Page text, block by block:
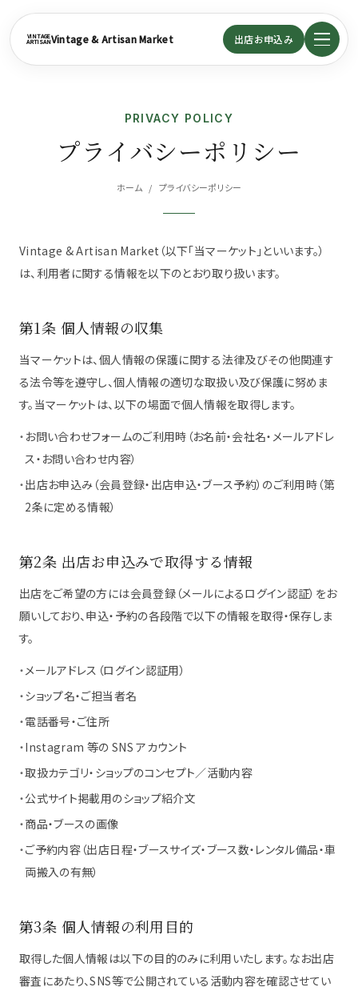
メインコンテンツへスキップ
VINTAGE
ARTISANVintage & Artisan Market 出店お申込み
開催場所
よくある質問
お問い合わせ
出店者の方へ
PRIVACY POLICY
プライバシーポリシー
ホーム / プライバシーポリシー
Vintage & Artisan Market（以下「当マーケット」といいます。）
は、利用者に関する情報を以下のとおり取り扱います。
第1条 個人情報の収集
当マーケットは、個人情報の保護に関する法律及びその他関連す
る法令等を遵守し、個人情報の適切な取扱い及び保護に努めま
す。当マーケットは、以下の場面で個人情報を取得します。
・ お問い合わせフォームのご利用時（お名前・会社名・メールアドレ
ス・お問い合わせ内容）
・出店お申込み（会員登録・出店申込・ブース予約）のご利用時（第
2条に定める情報）
第2条 出店お申込みで取得する情報
出店をご希望の方には会員登録（メールによるログイン認証）をお
願いしており、申込・予約の各段階で以下の情報を取得・保存しま
す。
・メールアドレス（ログイン認証用）
・ショップ名・ご担当者名
・電話番号・ご住所
・Instagram 等の SNS アカウント
・取扱カテゴリ・ショップのコンセプト／活動内容
・公式サイト掲載用のショップ紹介文
・商品・ブースの画像
・ご予約内容（出店日程・ブースサイズ・ブース数・レンタル備品・車
両搬入の有無）
第3条 個人情報の利用目的
取得した個人情報は以下の目的のみに利用いたします。なお出店
審査にあたり、SNS等で公開されている活動内容を確認させてい